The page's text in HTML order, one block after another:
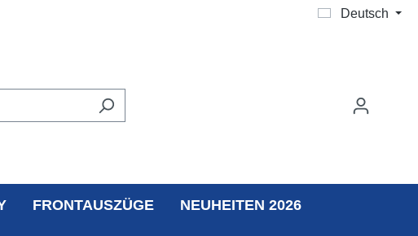
Deutsch
FRONTAUSZÜGE NEUHEITEN 2026